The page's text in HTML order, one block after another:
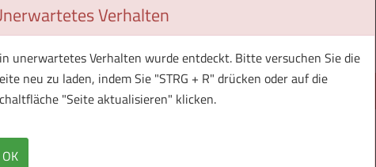
Verhalten
unerwartetes Verhalten wurde entdeckt. Bitte versuchen Sie die
neu zu laden, indem Sie "STRG + R" drücken oder auf die
"Seite aktualisieren" klicken.
OK
1 Muster bestellen